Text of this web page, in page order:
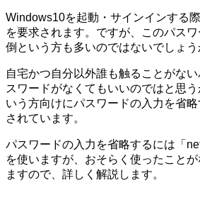
Windows10を起動・サインインする
を要求されます。ですが、このパス
倒という方も多いのではないでしょう
自宅かつ自分以外誰も触ることがな
スワードがなくてもいいのではと思
いう方向けにパスワードの入力を省
されています。
パスワードの入力を省略するには「
を使いますが、おそらく使ったこと
ますので、詳しく解説します。